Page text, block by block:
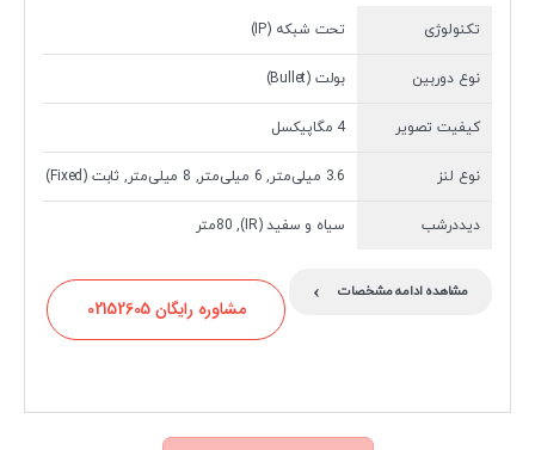
تکنولوژی تحت شبکه (IP)
نوع دوربین بولت (Bullet)
کیفیت تصویر 4 مگاپیکسل
نوع لنز 3.6 میلی‌متر, 6 میلی‌متر, 8 میلی‌متر, ثابت (Fixed)
دیددرشب سیاه و سفید (IR), 80متر
مشاهده ادامه مشخصات ›
مشاوره رایگان 02152605